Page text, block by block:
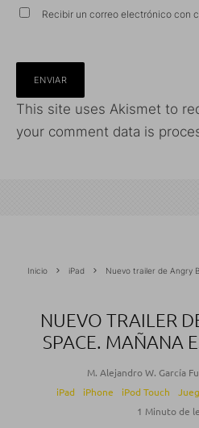
Recibir un correo electrónico con
This site uses Akismet to
your comment data is
Inicio iPad Nuevo trailer de Angry
NUEVO TRAILER
SPACE. MAÑANA
M. Alejandro W. García
iPad
iPhone iPod Touch
1 Minuto de